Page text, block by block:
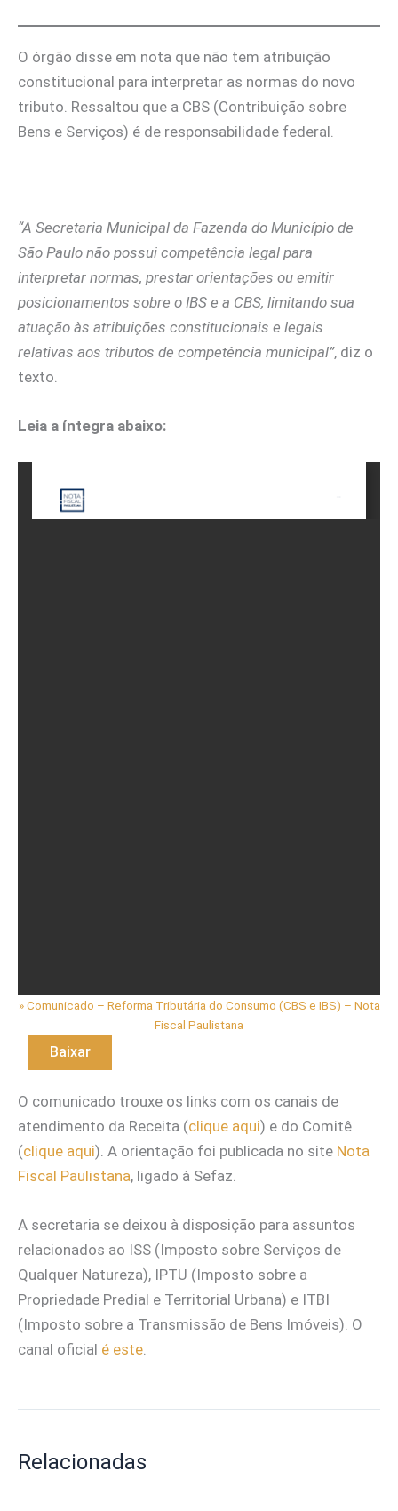
O órgão disse em nota que não tem atribuição
constitucional para interpretar as normas do novo
tributo. Ressaltou que a CBS (Contribuição sobre
Bens e Serviços) é de responsabilidade federal.
“A Secretaria Municipal da Fazenda do Município de
São Paulo não possui competência legal para
interpretar normas, prestar orientações ou emitir
posicionamentos sobre o IBS e a CBS, limitando sua
atuação às atribuições constitucionais e legais
relativas aos tributos de competência municipal”, diz o
texto.
Leia a íntegra abaixo:
» Comunicado – Reforma Tributária do Consumo (CBS e IBS) – Nota
Fiscal Paulistana
Baixar
O comunicado trouxe os links com os canais de
atendimento da Receita (clique aqui) e do Comitê
(clique aqui). A orientação foi publicada no site Nota
Fiscal Paulistana, ligado à Sefaz.
A secretaria se deixou à disposição para assuntos
relacionados ao ISS (Imposto sobre Serviços de
Qualquer Natureza), IPTU (Imposto sobre a
Propriedade Predial e Territorial Urbana) e ITBI
(Imposto sobre a Transmissão de Bens Imóveis). O
canal oficial é este
Relacionadas